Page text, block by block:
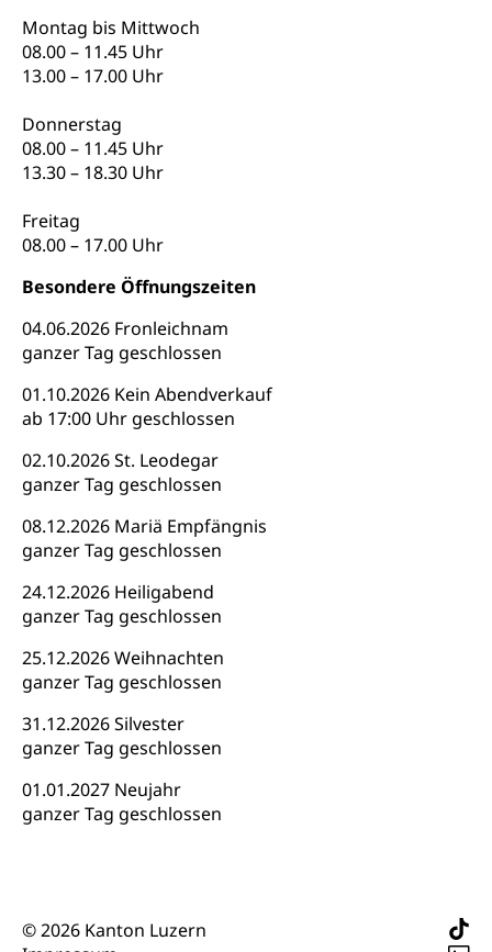
Montag bis Mittwoch
08.00 – 11.45 Uhr
13.00 – 17.00 Uhr
Donnerstag
08.00 – 11.45 Uhr
13.30 – 18.30 Uhr
Freitag
08.00 – 17.00 Uhr
Besondere Öffnungszeiten
04.06.2026 Fronleichnam
ganzer Tag geschlossen
01.10.2026 Kein Abendverkauf
ab 17:00 Uhr geschlossen
02.10.2026 St. Leodegar
ganzer Tag geschlossen
08.12.2026 Mariä Empfängnis
ganzer Tag geschlossen
24.12.2026 Heiligabend
ganzer Tag geschlossen
25.12.2026 Weihnachten
ganzer Tag geschlossen
31.12.2026 Silvester
ganzer Tag geschlossen
01.01.2027 Neujahr
ganzer Tag geschlossen
© 2026 Kanton Luzern
Schwangerschaft / Geburt (gruezi.lu.ch)
Mündigkeit, Kindesschutz, Jugendschutz
Kinder- und Jugendförderung
IV für Kinder und Jugendliche (WAS Luzern)
Pflege / Pflegeheim
Betreuende Angehörige
Pflegeheimliste und freie Pflegeplätze
Betreuung von Angehörigen (WAS Luzern)
Religion
Religionsgemeinschaft
Religionsvielfalt Im Kanton Luzern (unilu)
Religion (gruezi.lu.ch)
Sport
Freizeitaktivitäten, Schulsport, Spitzensport,
Olympiateam Kanton Luzern
Offene Sporthallen
Jugend+Sport
Sportförderung
Tiere
Haustiere, Heimtiere, Wildtiere, Veterinärmedizin,
Tiermedizin, Tierarzt, Tierschutz, Jagd, Fischerei,
Tierschutz
Hobbytierhaltung und Bienen
Veterinärdienst
Wildtiere
Haltung Heimtiere
Todesfall
Bestattung, Beerdigung, Testament, Erbrecht,
Erbschaft, Todesschein, Todesanzeige,
Zivilstandsamt, Erben, Erbenliste
Ärztliche Todesbescheinigung
Sicherheit
Armee
Militär, Militärdienst, Militärdienstpflicht,
Dienstverweigerer, Militärdienstverweigerung,
Wehrpflichtersatz, Wehrpflichtersatzabgabe
Erwerbsausfallentschädigung (WAS Luzern)
Feuerwehr, Gesundheitswesen, technische Betriebe,
Alarmierung, Sirenentest